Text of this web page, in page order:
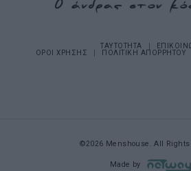
ΤΑΥΤΟΤΗΤΑ
ΟΡΟΙ ΧΡΗΣΗΣ
ΠΟΛΙΤΙΚΗ ΑΠΟΡΡΗΤΟΥ
©2026 Menshouse. All Rights
Made by